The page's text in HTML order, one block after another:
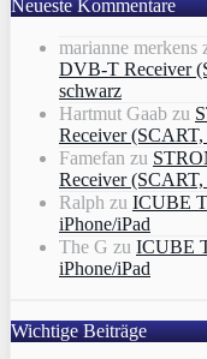
Neueste Kommentare
marianne merkens
DVB-T Receiver
schwarz
Hartmut Gaab zu
Receiver
Famefan zu
Receiver
Ralph zu ICUBE
iPhone/iPad
The G zu ICUBE
iPhone/iPad
Wichtige Beiträge